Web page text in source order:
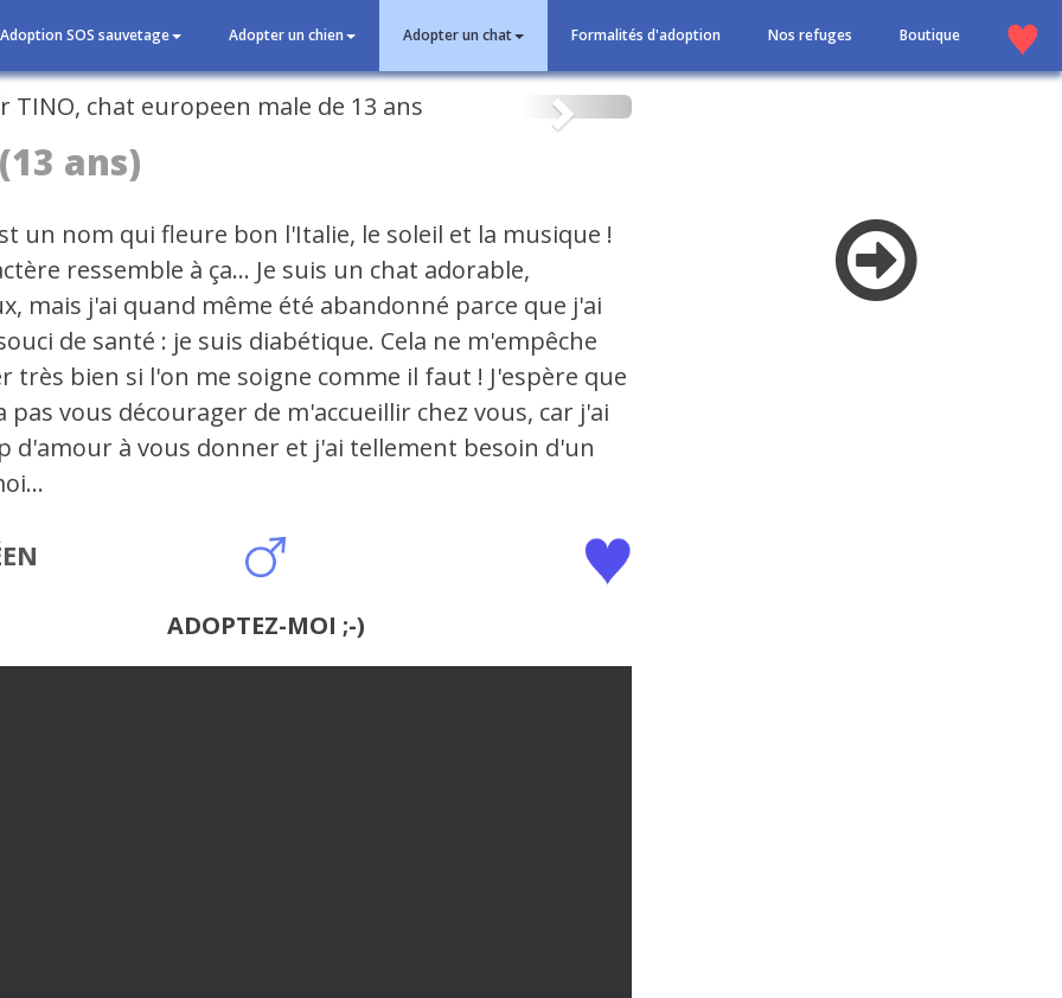
Adoption SOS sauvetage Adopter un chien Adopter un chat Formalités d'adoption Nos refuges Boutique
Suivant
(13 ans)
un nom qui fleure bon l'Italie, le soleil et la musique !
ressemble à ça... Je suis un chat adorable,
mais j'ai quand même été abandonné parce que j'ai
de santé : je suis diabétique. Cela ne m'empêche
très bien si l'on me soigne comme il faut ! J'espère que
pas vous décourager de m'accueillir chez vous, car j'ai
d'amour à vous donner et j'ai tellement besoin d'un
ADOPTEZ-MOI ;-)